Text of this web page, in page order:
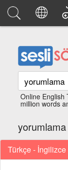
Online English
million words
yorumlama
Türkçe - İngilizce